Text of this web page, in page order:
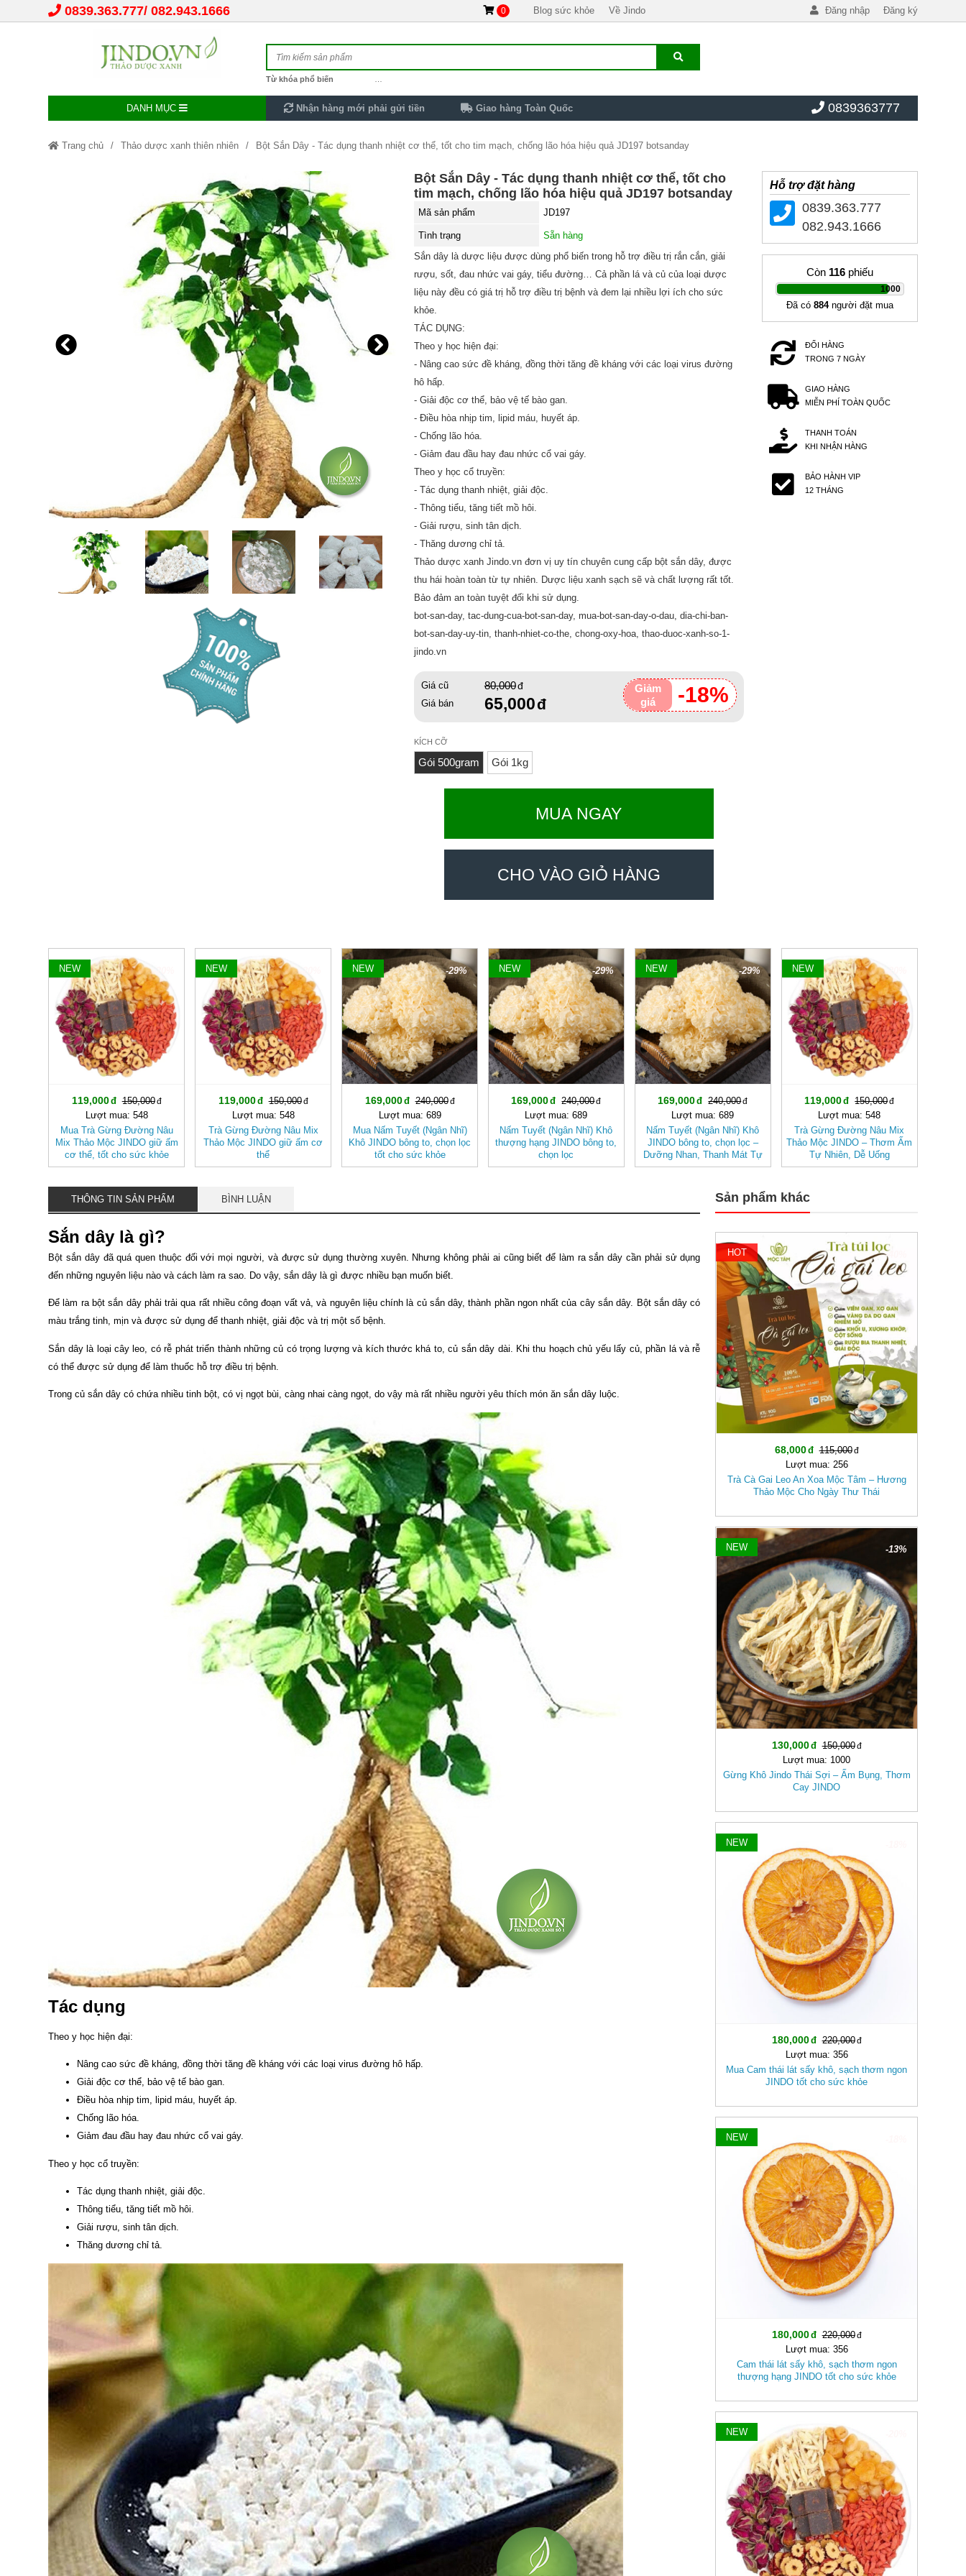
0839.363.777 082.943.1666 0 Blog sức khỏe Về Jindo Đăng nhập Đăng ký
Từ khóa phổ biến
DANH MỤC Nhận hàng mới phải gửi tiền Giao hàng Toàn Quốc 0839363777
Trang chủ Thảo dược xanh thiên nhiên Bột Sắn Dây - Tác dụng thanh nhiệt cơ thể, tốt cho tim mạch, chống lão hóa hiệu quả JD197 botsanday
Bột Sắn Dây - Tác dụng thanh nhiệt cơ thể, tốt cho
tim mạch, chống lão hóa hiệu quả JD197 botsanday
Mã sản phẩm JD197
Tình trạng
Sẵn hàng
Sắn dây là dược liệu được dùng phổ biến trong hỗ trợ điều trị rắn cắn, giải
rượu, sốt, đau nhức vai gáy, tiểu đường… Cả phần lá và củ của loại dược
liệu này đều có giá trị hỗ trợ điều trị bệnh và đem lại nhiều lợi ích cho sức
khỏe.
TÁC DỤNG:
Theo y học hiện đại:
- Nâng cao sức đề kháng, đồng thời tăng đề kháng với các loại virus đường
hô hấp.
- Giải độc cơ thể, bảo vệ tế bào gan.
- Điều hòa nhịp tim, lipid máu, huyết áp.
- Chống lão hóa.
- Giảm đau đầu hay đau nhức cổ vai gáy.
Theo y học cổ truyền:
- Tác dụng thanh nhiệt, giải độc.
- Thông tiểu, tăng tiết mồ hôi.
- Giải rượu, sinh tân dịch.
- Thăng dương chỉ tả.
Thảo dược xanh Jindo.vn đơn vị uy tín chuyên cung cấp bột sắn dây, được
thu hái hoàn toàn từ tự nhiên. Dược liệu xanh sạch sẽ và chất lượng rất tốt.
Bảo đảm an toàn tuyệt đối khi sử dụng.
bot-san-day, tac-dung-cua-bot-san-day, mua-bot-san-day-o-dau, dia-chi-ban-
bot-san-day-uy-tin, thanh-nhiet-co-the, chong-oxy-hoa, thao-duoc-xanh-so-1-
jindo.vn
Giảm
giá
-18%
Giá cũ 80,000
Giá bán 65,000
KÍCH CỠ
Gói 500gram Gói 1kg
MUA NGAY
CHO VÀO GIỎ HÀNG
Hỗ trợ đặt hàng
0839.363.777
082.943.1666
Còn 116phiếu
1000
|
Đã có 884người đặt mua
ĐỔI HÀNG
TRONG 7 NGÀY
GIAO HÀNG
MIỄN PHÍ TOÀN QUỐC
THANH TOÁN
KHI NHẬN HÀNG
BẢO HÀNH VIP
12 THÁNG
-20%
NEW
119,000
150,000
Lượt mua: 548
Mua Trà Gừng Đường Nâu
Mix Thảo Mộc JINDO giữ ấm
cơ thể, tốt cho sức khỏe
-20%
NEW
119,000
150,000
Lượt mua: 548
Trà Gừng Đường Nâu Mix
Thảo Mộc JINDO giữ ấm cơ
thể
-29%
NEW
169,000
240,000
Lượt mua: 689
Mua Nấm Tuyết (Ngân Nhĩ)
Khô JINDO bông to, chọn lọc
tốt cho sức khỏe
-29%
NEW
169,000
240,000
Lượt mua: 689
Nấm Tuyết (Ngân Nhĩ) Khô
thượng hạng JINDO bông to,
chọn lọc
-29%
NEW
169,000
240,000
Lượt mua: 689
Nấm Tuyết (Ngân Nhĩ) Khô
JINDO bông to, chọn lọc –
Dưỡng Nhan, Thanh Mát Tự
Nhiên
-20%
NEW
119,000
150,000
Lượt mua: 548
Trà Gừng Đường Nâu Mix
Thảo Mộc JINDO – Thơm Ấm
Tự Nhiên, Dễ Uống
THÔNG TIN SẢN PHẨM BÌNH LUẬN
Sắn dây là gì?
Bột sắn dây đã quá quen thuộc đối với mọi người, và được sử dụng thường xuyên. Nhưng không phải ai cũng biết để làm ra sắn dây cần phải sử dụng
đến những nguyên liệu nào và cách làm ra sao. Do vậy, sắn dây là gì được nhiều bạn muốn biết.
Để làm ra bột sắn dây phải trải qua rất nhiều công đoạn vất vả, và nguyên liệu chính là củ sắn dây, thành phần ngon nhất của cây sắn dây. Bột sắn dây có
màu trắng tinh, mịn và được sử dụng để thanh nhiệt, giải độc và trị một số bệnh.
Sắn dây là loại cây leo, có rễ phát triển thành những củ có trọng lượng và kích thước khá to, củ sắn dây dài. Khi thu hoạch chủ yếu lấy củ, phần lá và rễ
có thể được sử dụng để làm thuốc hỗ trợ điều trị bệnh.
Trong củ sắn dây có chứa nhiều tinh bột, có vị ngọt bùi, càng nhai càng ngọt, do vậy mà rất nhiều người yêu thích món ăn sắn dây luộc.
Tác dụng
Theo y học hiện đại:
Nâng cao sức đề kháng, đồng thời tăng đề kháng với các loại virus đường hô hấp.
Giải độc cơ thể, bảo vệ tế bào gan.
Điều hòa nhịp tim, lipid máu, huyết áp.
Chống lão hóa.
Giảm đau đầu hay đau nhức cổ vai gáy.
Theo y học cổ truyền:
Tác dụng thanh nhiệt, giải độc.
Thông tiểu, tăng tiết mồ hôi.
Giải rượu, sinh tân dịch.
Thăng dương chỉ tả.
Sản phẩm khác
-40%
HOT
68,000
115,000
Lượt mua: 256
Trà Cà Gai Leo An Xoa Mộc Tâm – Hương
Thảo Mộc Cho Ngày Thư Thái
-13%
NEW
130,000
150,000
Lượt mua: 1000
Gừng Khô Jindo Thái Sợi – Ấm Bụng, Thơm
Cay JINDO
NEW
180,000
220,000
Lượt mua: 356
Mua Cam thái lát sấy khô, sạch thơm ngon
JINDO tốt cho sức khỏe
NEW
180,000
220,000
Lượt mua: 356
Cam thái lát sấy khô, sạch thơm ngon
thượng hạng JINDO tốt cho sức khỏe
NEW